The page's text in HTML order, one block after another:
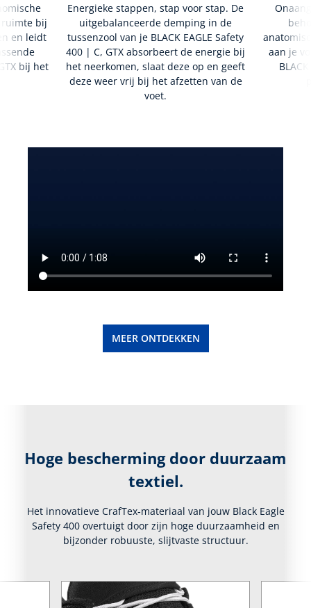
ruimte bij
en leidt
bij het
Energieke stappen, stap voor stap. De
uitgebalanceerde demping in de
tussenzool van je BLACK EAGLE Safety
400 | C, GTX absorbeert de energie bij
het neerkomen, slaat deze op en geeft
deze weer vrij bij het afzetten van de
voet.
aan je
MEER ONTDEKKEN
Hoge bescherming door duurzaam
textiel.
Het innovatieve CrafTex‑materiaal van jouw Black Eagle
Safety 400 overtuigt door zijn hoge duurzaamheid en
bijzonder robuuste, slijtvaste structuur.